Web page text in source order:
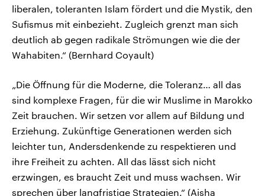
liberalen, toleranten Islam fördert und die Mystik, den
Sufismus mit einbezieht. Zugleich grenzt man sich
deutlich ab gegen radikale Strömungen wie die der
Wahabiten.“ (Bernhard Coyault)
„Die Öffnung für die Moderne, die Toleranz… all das
sind komplexe Fragen, für die wir Muslime in Marokko
Zeit brauchen. Wir setzen vor allem auf Bildung und
Erziehung. Zukünftige Generationen werden sich
leichter tun, Andersdenkende zu respektieren und
ihre Freiheit zu achten. All das lässt sich nicht
erzwingen, es braucht Zeit und muss wachsen. Wir
sprechen über langfristige Strategien.“ (Aisha